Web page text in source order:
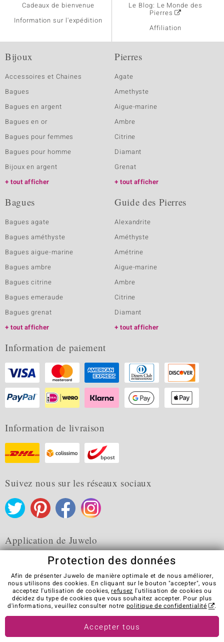
Cadeaux de bienvenue
Information sur l'expédition
Le Blog: Le Monde des
Pierres
Affiliation
Bijoux
Accessoires et Chaines
Bagues
Bagues en argent
Bagues en or
Bagues pour femmes
Bagues pour homme
Bijoux en argent
tout afficher
Pierres
Agate
Amethyste
Aigue-marine
Ambre
Citrine
Diamant
Grenat
tout afficher
Bagues
Bagues agate
Bagues améthyste
Bagues aigue-marine
Bagues ambre
Bagues citrine
Bagues emeraude
Bagues grenat
tout afficher
Guide des Pierres
Alexandrite
Améthyste
Amétrine
Aigue-marine
Ambre
Citrine
Diamant
tout afficher
Information de paiement
Information de livraison
Suivez nous sur les réseaux sociaux
Application de Juwelo
CGV Protection des données
Cookies
Mentions légales
Contact
Révocation du contrat
Visit our stores in other countries:
Protection des données
Afin de présenter Juwelo de manière optimale et de nous améliorer,
nous utilisons des cookies. En cliquant sur le bouton "accepter", vous
acceptez l'utilisation de cookies,refusez l'utilisation de cookies ou
décidez du type de cookies que vous souhaitez accepter. Pour plus
d'informations, veuillez consulter notre politique de confidentialité .
Accepter tous